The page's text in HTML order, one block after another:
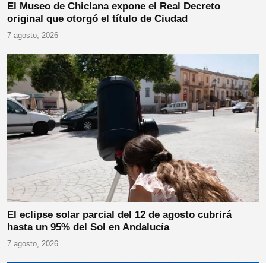
El Museo de Chiclana expone el Real Decreto
original que otorgó el título de Ciudad
7 agosto, 2026
El eclipse solar parcial del 12 de agosto cubrirá
hasta un 95% del Sol en Andalucía
7 agosto, 2026